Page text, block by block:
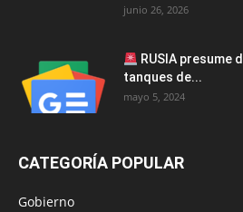
junio 26, 2026
RUSIA presume
tanques de...
mayo 5, 2024
CATEGORÍA POPULAR
Gobierno